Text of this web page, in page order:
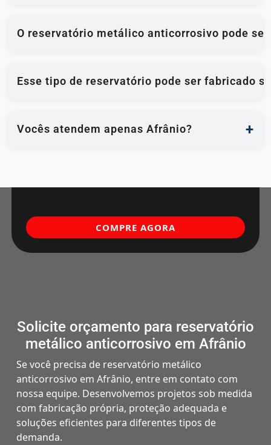
O reservatório metálico anticorrosivo pode
Esse tipo de reservatório pode ser fabricado
Vocês atendem apenas Afrânio?
Solicite orçamento para reservatório
metálico anticorrosivo em Afrânio
Se você precisa de reservatório metálico
anticorrosivo em Afrânio, entre em contato com
nossa equipe. Desenvolvemos projetos sob medida
com fabricação própria, proteção adequada e
soluções eficientes para diferentes tipos de
demanda.
COMPRE AGORA